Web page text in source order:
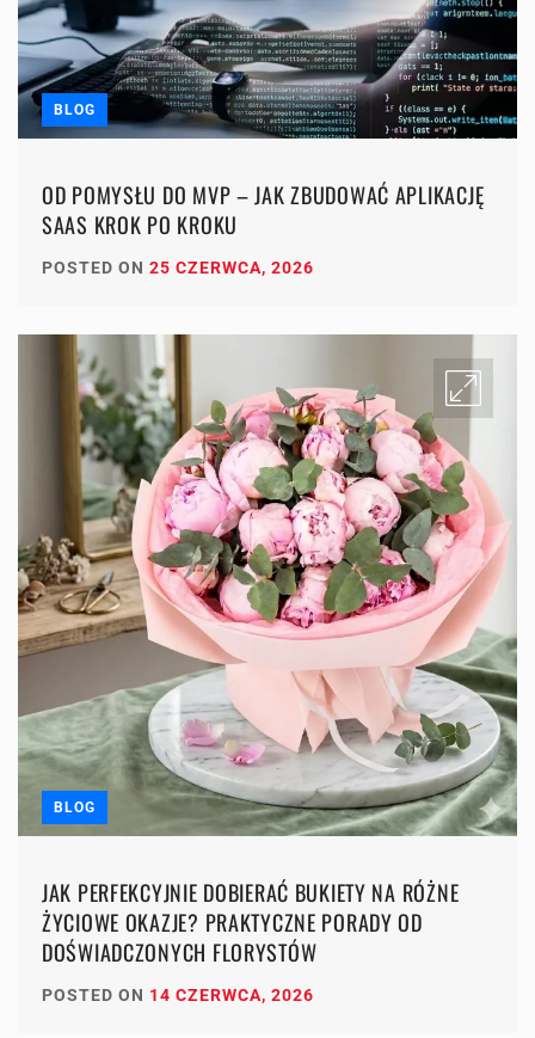
BLOG
OD POMYSŁU DO MVP – JAK ZBUDOWAĆ APLIKACJĘ
SAAS KROK PO KROKU
POSTED ON 25 CZERWCA, 2026
BLOG
JAK PERFEKCYJNIE DOBIERAĆ BUKIETY NA RÓŻNE
ŻYCIOWE OKAZJE? PRAKTYCZNE PORADY OD
DOŚWIADCZONYCH FLORYSTÓW
POSTED ON 14 CZERWCA, 2026